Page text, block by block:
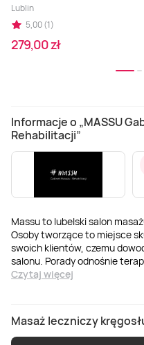
Lublin
5,00 (1)
279,00 zł
Informacje o „MASSU
Rehabilitacji”
Massu to lubelski salon
Osoby tworzące to miejsce
swoich klientów, czemu
salonu. Porady odnośnie
Czytaj więcej
Masaż leczniczy